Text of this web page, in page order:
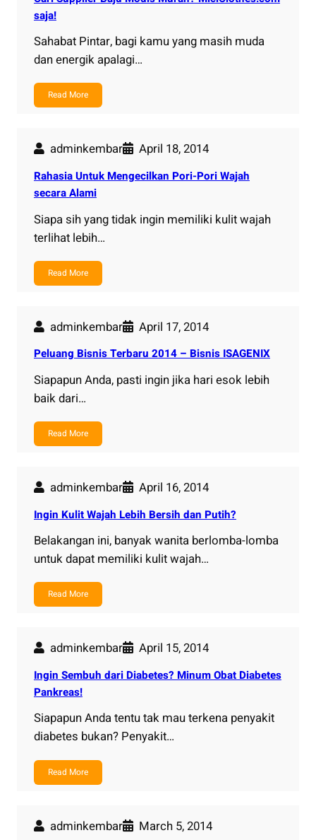
saja!
Sahabat Pintar, bagi kamu yang masih muda
dan energik apalagi…
Read More
adminkembar April 18, 2014
Rahasia Untuk Mengecilkan Pori-Pori Wajah
secara Alami
Siapa sih yang tidak ingin memiliki kulit wajah
terlihat lebih…
Read More
adminkembar April 17, 2014
Peluang Bisnis Terbaru 2014 – Bisnis ISAGENIX
Siapapun Anda, pasti ingin jika hari esok lebih
baik dari…
Read More
adminkembar April 16, 2014
Ingin Kulit Wajah Lebih Bersih dan Putih?
Belakangan ini, banyak wanita berlomba-lomba
untuk dapat memiliki kulit wajah…
Read More
adminkembar April 15, 2014
Ingin Sembuh dari Diabetes? Minum Obat Diabetes
Pankreas!
Siapapun Anda tentu tak mau terkena penyakit
diabetes bukan? Penyakit…
Read More
adminkembar March 5, 2014